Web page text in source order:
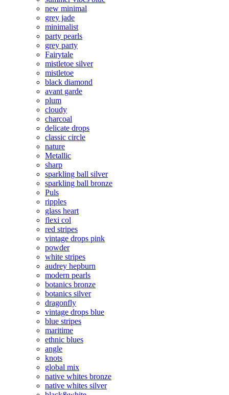
new minimal
grey jade
minimalist
party pearls
grey party
Fairytale
mistletoe silver
mistletoe
black diamond
avant garde
plum
cloudy
charcoal
delicate drops
classic circle
nature
Metallic
sharp
sparkling ball silver
sparkling ball bronze
Puls
ripples
glass heart
flexi col
red stripes
vintage drops pink
powder
white stripes
audrey hepburn
modern pearls
botanics bronze
botanics silver
dragonfly
vintage drops blue
blue stripes
maritime
ethnic blues
angle
knots
global mix
native whites bronze
native whites silver